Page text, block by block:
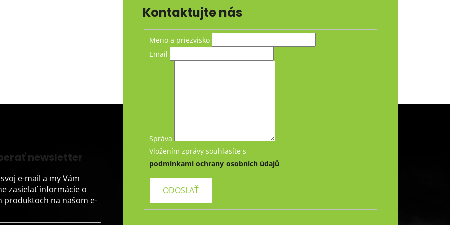
newsletter
e-mail a my Vám
zasielať informácie o
produktoch na našom e-
Kontaktujte nás
Meno a priezvisko
Email
Správa
Vložením zprávy souhlasíte s
podmínkami ochrany osobních údajů